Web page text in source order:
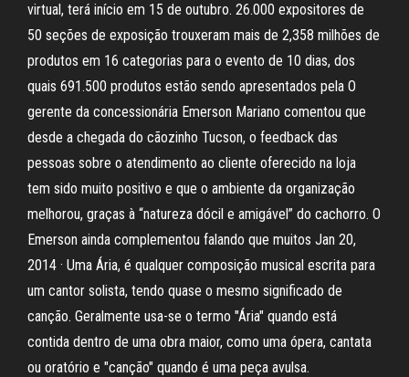
virtual, terá início em 15 de outubro. 26.000 expositores de
50 seções de exposição trouxeram mais de 2,358 milhões de
produtos em 16 categorias para o evento de 10 dias, dos
quais 691.500 produtos estão sendo apresentados pela O
gerente da concessionária Emerson Mariano comentou que
desde a chegada do cãozinho Tucson, o feedback das
pessoas sobre o atendimento ao cliente oferecido na loja
tem sido muito positivo e que o ambiente da organização
melhorou, graças à “natureza dócil e amigável” do cachorro. O
Emerson ainda complementou falando que muitos Jan 20,
2014 · Uma Ária, é qualquer composição musical escrita para
um cantor solista, tendo quase o mesmo significado de
canção. Geralmente usa-se o termo "Ária" quando está
contida dentro de uma obra maior, como uma ópera, cantata
ou oratório e "canção" quando é uma peça avulsa.